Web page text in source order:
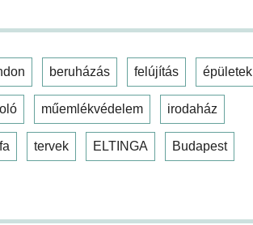
beruházás felújítás épületek
műemlékvédelem irodaház
tervek ELTINGA Budapest